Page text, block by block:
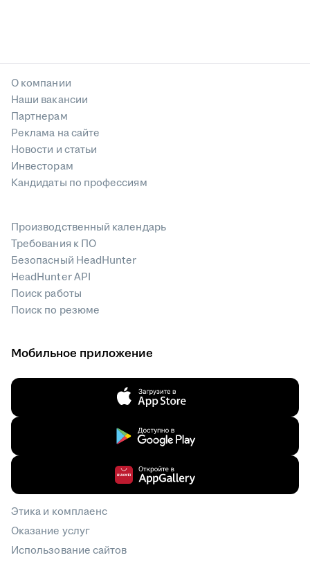
О компании
Наши вакансии
Партнерам
Реклама на сайте
Новости и статьи
Инвесторам
Кандидаты по профессиям
Производственный календарь
Требования к ПО
Безопасный HeadHunter
HeadHunter API
Поиск работы
Поиск по резюме
Мобильное приложение
Этика и комплаенс
Оказание услуг
Использование сайтов